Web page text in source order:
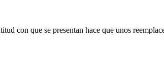
con que se presentan hace que unos